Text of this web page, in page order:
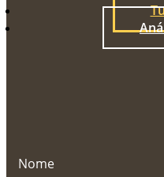
Nome